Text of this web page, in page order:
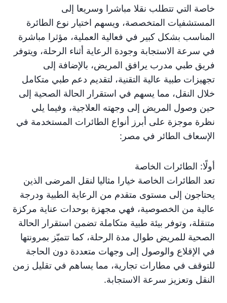
خاصة التي تتطلب نقلا مباشرا وسريعا إلى
المستشفيات المتخصصة، ويسهم اختيار نوع الطائرة
المناسب بشكل كبير في فعالية العملية، مؤثرا مباشرة
في سرعة الاستجابة وجودة الرعاية أثناء الرحلة، ويتوفر
فريق طبي مدرب يرافق المريض، بالإضافة إلى
تجهيزات طبية عالية التقنية، لتقديم دعم طبي متكامل
خلال النقل، مما يسهم في استقرار الحالة الصحية إلى
حين وصول المريض إلى وجهته العلاجية، وفيما يلي
نظرة موجزة على أبرز أنواع الطائرات المستخدمة في
الإسعاف الطائر في مصر:
أولًا: الطائرات الخاصة
تعد الطائرات الخاصة خيارا مثاليا لنقل المرضى الذين
يحتاجون إلى مستوى متقدم من الرعاية الطبية ودرجة
عالية من الخصوصية، فهي مجهزة بوحدات عناية مركزة
متنقلة، وتوفر بيئة طبية متكاملة تضمن استقرار الحالة
الصحية للمريض طوال مدة الرحلة، كما تتميّز بمرونتها
في الإقلاع والوصول إلى وجهات متعددة دون الحاجة
للتوقف في مطارات تجارية، مما يساهم في تقليل زمن
النقل وتعزيز سرعة الاستجابة.